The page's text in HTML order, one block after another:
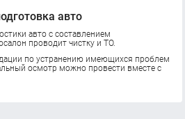
авто
авто с составлением
проводит чистку и ТО.
по устранению имеющихся проблем
осмотр можно провести вместе с